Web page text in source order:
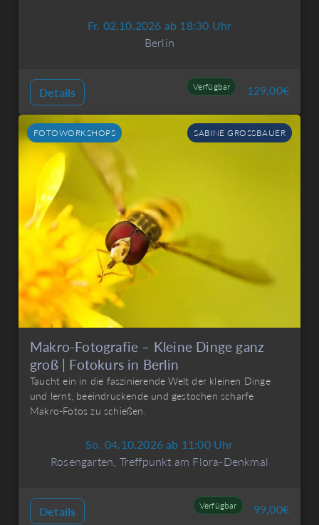
Fr. 02.10.2026 ab 18:30 Uhr
Berlin
Details Verfügbar 129,00€
FOTOWORKSHOPS SABINE GROSSBAUER
Makro-Fotografie – Kleine Dinge ganz
groß | Fotokurs in Berlin
Taucht ein in die faszinierende Welt der kleinen Dinge
und lernt, beeindruckende und gestochen scharfe
Makro-Fotos zu schießen.
So. 04.10.2026 ab 11:00 Uhr
Rosengarten, Treffpunkt am Flora-Denkmal
Details Verfügbar 99,00€